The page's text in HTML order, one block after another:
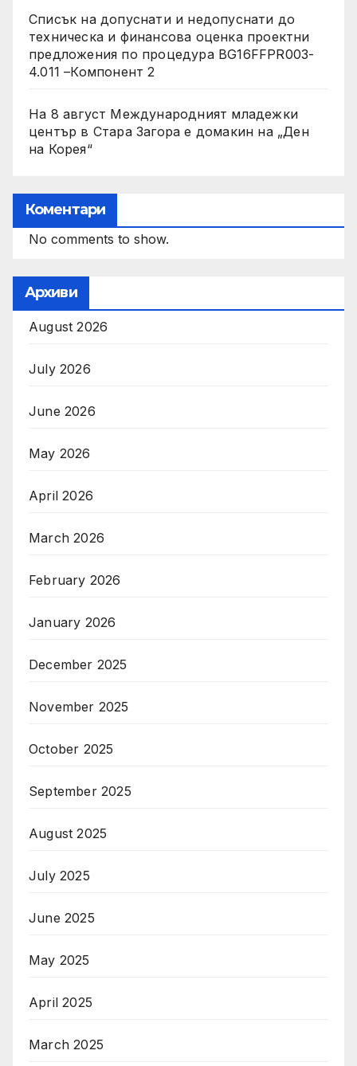
Списък на допуснати и недопуснати до
техническа и финансова оценка проектни
предложения по процедура BG16FFPR003-
4.011 –Компонент 2
На 8 август Международният младежки
център в Стара Загора е домакин на „Ден
на Корея“
Коментари
No comments to show.
Архиви
August 2026
July 2026
June 2026
May 2026
April 2026
March 2026
February 2026
January 2026
December 2025
November 2025
October 2025
September 2025
August 2025
July 2025
June 2025
May 2025
April 2025
March 2025